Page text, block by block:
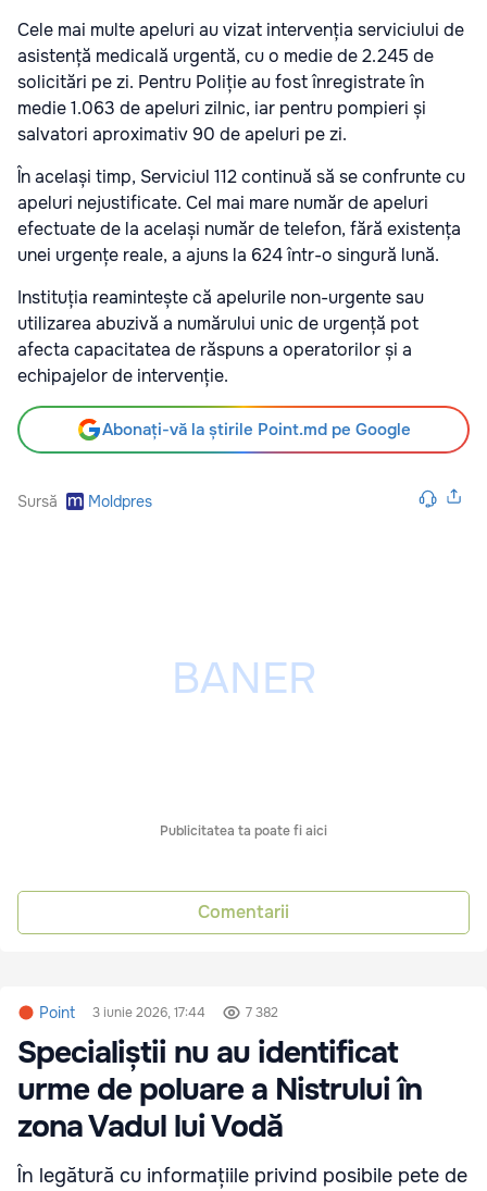
Cele mai multe apeluri au vizat intervenția serviciului de
asistență medicală urgentă, cu o medie de 2.245 de
solicitări pe zi. Pentru Poliție au fost înregistrate în
medie 1.063 de apeluri zilnic, iar pentru pompieri și
salvatori aproximativ 90 de apeluri pe zi.
În același timp, Serviciul 112 continuă să se confrunte cu
apeluri nejustificate. Cel mai mare număr de apeluri
efectuate de la același număr de telefon, fără existența
unei urgențe reale, a ajuns la 624 într-o singură lună.
Instituția reamintește că apelurile non-urgente sau
utilizarea abuzivă a numărului unic de urgență pot
afecta capacitatea de răspuns a operatorilor și a
echipajelor de intervenție.
Abonați-vă la știrile Point.md pe Google
Sursă Moldpres
Publicitatea ta poate fi aici
Comentarii
Point 3 iunie 2026, 17:44 7 382
Specialiștii nu au identificat
urme de poluare a Nistrului în
zona Vadul lui Vodă
În legătură cu informațiile privind posibile pete de